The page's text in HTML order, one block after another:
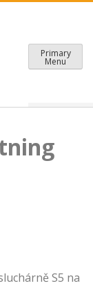
Primary
Menu
S5 na